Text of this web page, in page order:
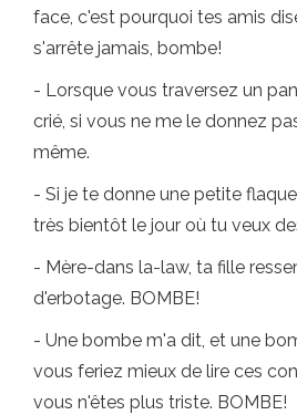
face, c'est pourquoi tes amis
s'arrête jamais, bombe!
- Lorsque vous traversez un
crié, si vous ne me le donnez
même.
- Si je te donne une petite
très bientôt le jour où tu veux
- Mère-dans la-law, ta fille
d'erbotage. BOMBE!
- Une bombe m'a dit, et une
vous feriez mieux de lire ces
vous n'êtes plus triste. BOMBE!